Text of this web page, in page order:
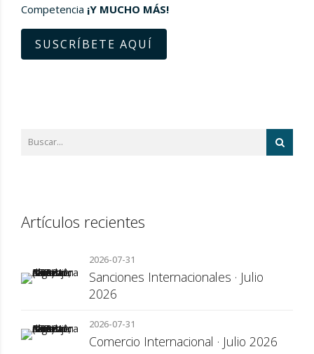
Competencia ¡Y MUCHO MÁS!
SUSCRÍBETE AQUÍ
Artículos recientes
2026-07-31
Sanciones Internacionales · Julio
2026
2026-07-31
Comercio Internacional · Julio 2026